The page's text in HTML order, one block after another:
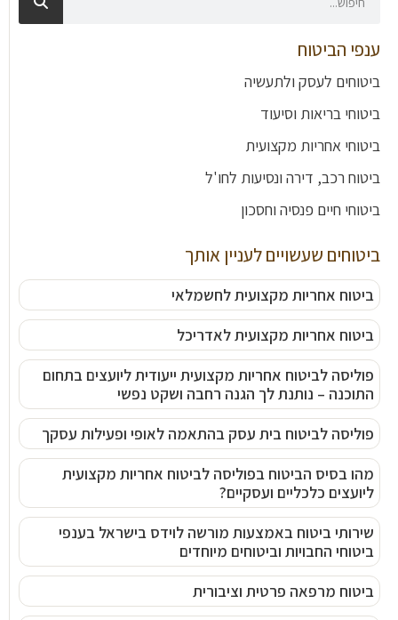
ענפי הביטוח
ביטוחים לעסק ולתעשיה
ביטוחי בריאות וסיעוד
ביטוחי אחריות מקצועית
ביטוח רכב, דירה ונסיעות לחו'ל
ביטוחי חיים פנסיה וחסכון
ביטוחים שעשויים לעניין אותך
ביטוח אחריות מקצועית לחשמלאי
ביטוח אחריות מקצועית לאדריכל
פוליסה לביטוח אחריות מקצועית ייעודית ליועצים בתחום
התוכנה – נותנת לך הגנה רחבה ושקט נפשי
פוליסה לביטוח בית עסק בהתאמה לאופי ופעילות עסקך
מהו בסיס הביטוח בפוליסה לביטוח אחריות מקצועית
ליועצים כלכליים ועסקיים?
שירותי ביטוח באמצעות מורשה לוידס בישראל בענפי
ביטוחי החבויות וביטוחים מיוחדים
ביטוח מרפאה פרטית וציבורית